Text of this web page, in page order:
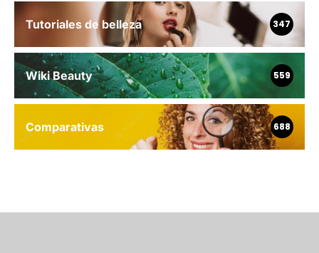
Tutoriales de belleza 347
Wiki Beauty 559
Comparativas 688